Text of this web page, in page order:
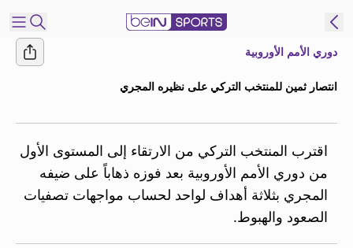
النسخة
MENA
إدارة
التنبيهات
دوري الأمم الأوروبية
انتصار ثمين للمنتخب التركي على نظيره المجري
اقترب المنتخب التركي من الارتقاء إلى المستوى الأول
من دوري الأمم الأوروبية بعد فوزه ذهاباً على ضيفه
المجري بثلاثة أهداف لواحد لحساب مواجهات تصفيات
الصعود والهبوط.